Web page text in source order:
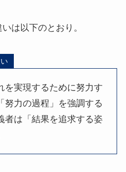
は以下のとおり。
を実現するために努力す
努力の過程」を強調する
者は「結果を追求する姿